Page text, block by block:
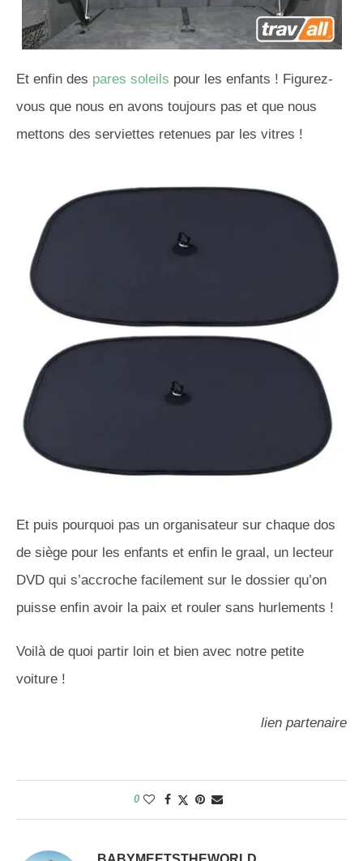
Et enfin des pares soleils pour les enfants ! Figurez-
vous que nous en avons toujours pas et que nous
mettons des serviettes retenues par les vitres !
Et puis pourquoi pas un organisateur sur chaque dos
de siège pour les enfants et enfin le graal, un lecteur
DVD qui s’accroche facilement sur le dossier qu’on
puisse enfin avoir la paix et rouler sans hurlements !
Voilà de quoi partir loin et bien avec notre petite
voiture !
lien partenaire
0